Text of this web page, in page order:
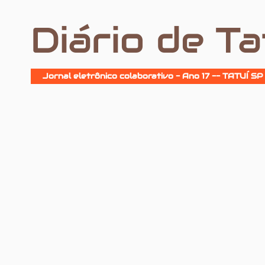
Diário de
Jornal eletrônico colaborativo - Ano 17 -- TATUÍ SP